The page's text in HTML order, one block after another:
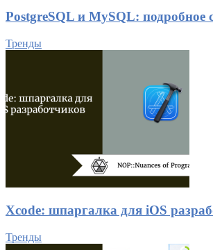
PostgreSQL и MySQL: подробное
Тренды
Xcode: шпаргалка для iOS
Тренды